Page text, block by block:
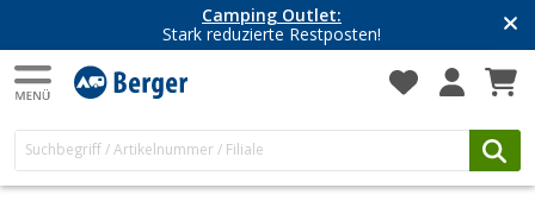
Camping Outlet:
Stark reduzierte Restposten!